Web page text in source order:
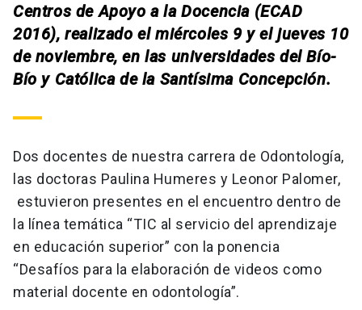
Centros de Apoyo a la Docencia (ECAD
2016), realizado el miércoles 9 y el jueves 10
de noviembre, en las universidades del Bío-
Bío y Católica de la Santísima Concepción.
Dos docentes de nuestra carrera de Odontología,
las doctoras Paulina Humeres y Leonor Palomer,
estuvieron presentes en el encuentro dentro de
la línea temática “TIC al servicio del aprendizaje
en educación superior” con la ponencia
“Desafíos para la elaboración de videos como
material docente en odontología”.